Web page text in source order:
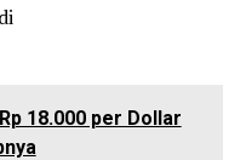
18.000 per Dollar